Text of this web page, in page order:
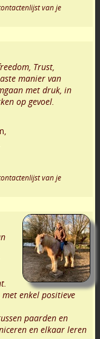
van je
Trust,
manier van
met druk, in
op gevoel.
van je
enkel positieve
paarden en
en elkaar leren